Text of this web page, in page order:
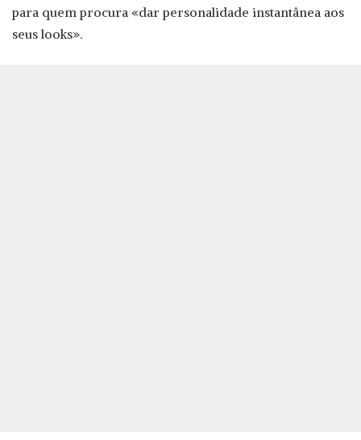
para quem procura «dar personalidade instantânea aos
seus looks».